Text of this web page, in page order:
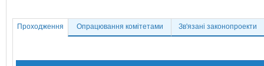
Проходження Опрацювання комітетами Зв'язані законопроекти